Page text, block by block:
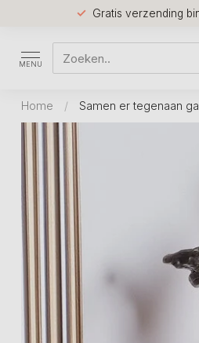
Gratis verzending
MENU
Home / Samen er tegenaan